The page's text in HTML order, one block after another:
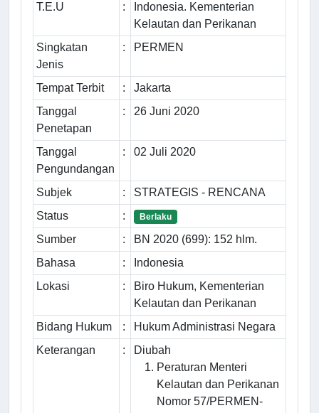
T.E.U
:
Indonesia. Kementerian
Kelautan dan Perikanan
Singkatan
Jenis
: PERMEN
Tempat Terbit :
Jakarta
Tanggal
Penetapan
: 26 Juni 2020
Tanggal
Pengundangan
: 02 Juli 2020
Subjek :
STRATEGIS - RENCANA
Status
: Berlaku
Sumber :
BN 2020 (699): 152 hlm.
Bahasa
:
Indonesia
Lokasi
:
Biro Hukum, Kementerian
Kelautan dan Perikanan
Bidang Hukum
:
Hukum Administrasi Negara
Keterangan
:
Diubah
Peraturan Menteri
Kelautan dan Perikanan
Nomor 57/PERMEN-